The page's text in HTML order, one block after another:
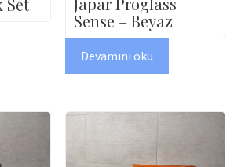
Sense – Beyaz
Devamını oku